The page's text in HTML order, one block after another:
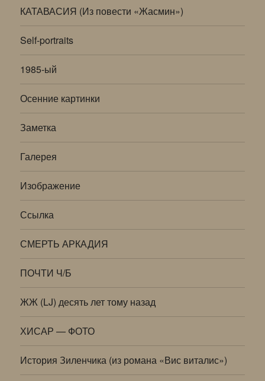
КАТАВАСИЯ (Из повести «Жасмин»)
Self-portraits
1985-ый
Осенние картинки
Заметка
Галерея
Изображение
Ссылка
СМЕРТЬ АРКАДИЯ
ПОЧТИ Ч/Б
ЖЖ (LJ) десять лет тому назад
ХИСАР — ФОТО
История Зиленчика (из романа «Вис виталис»)